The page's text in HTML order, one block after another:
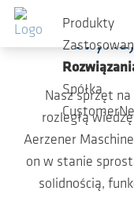
Przejdź do głównej
Produkty
Spółka
Nasz sprzęt
rozległą
Aerzener
on w stanie
solidnością,